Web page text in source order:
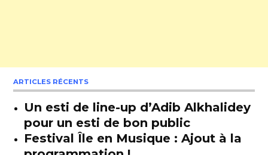
ARTICLES RÉCENTS
Un esti de line-up d’Adib Alkhalidey
pour un esti de bon public
Festival Île en Musique : Ajout à la